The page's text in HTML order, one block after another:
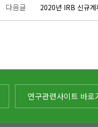
다음글 2020년 IRB 신규계
연구관련사이트 바로